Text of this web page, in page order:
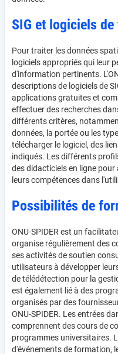
SIG et logiciels
Pour traiter les données
logiciels appropriés qui leur
d'information pertinents.
descriptions de logiciels de
applications gratuites et
effectuer des recherches
différents critères,
données, la portée ou les
télécharger le logiciel, des
indiqués. Les différents
des didacticiels en ligne
leurs compétences dans
Possibilités de
ONU-SPIDER est un
organise régulièrement des
ses activités de soutien
utilisateurs à développer
de télédétection pour la
est également lié à des
organisés par des
ONU-SPIDER. Les entrées
comprennent des cours de
programmes universitaires.
d'événements de formation,